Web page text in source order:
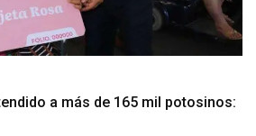
a más de 165 mil potosinos: